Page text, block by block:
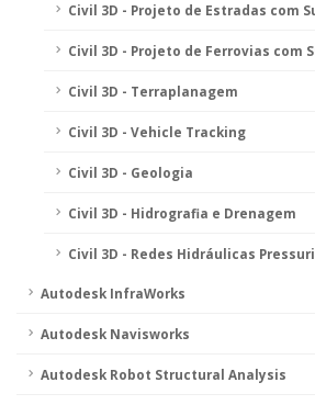
Civil 3D - Projeto de Estradas com
Civil 3D - Projeto de Ferrovias com
Civil 3D - Terraplanagem
Civil 3D - Vehicle Tracking
Civil 3D - Geologia
Civil 3D - Hidrografia e Drenagem
Civil 3D - Redes Hidráulicas
Autodesk InfraWorks
Autodesk Navisworks
Autodesk Robot Structural Analysis